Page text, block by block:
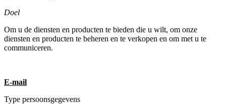
Doel
Om u de diensten en producten te bieden die u wilt, om onze
diensten en producten te beheren en te verkopen en om met u te
communiceren.
E-mail
Type persoonsgegevens